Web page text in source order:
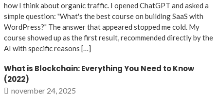
how I think about organic traffic. I opened ChatGPT and asked a
simple question: "What's the best course on building SaaS with
WordPress?" The answer that appeared stopped me cold. My
course showed up as the first result, recommended directly by the
AI with specific reasons […]
What is Blockchain: Everything You Need to Know
(2022)
november 24, 2025